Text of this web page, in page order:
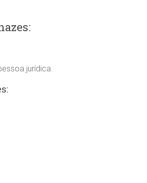
jurídica.